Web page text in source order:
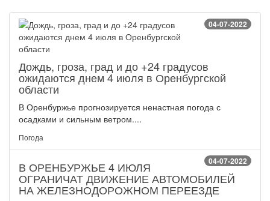
04-07-2022
Дождь, гроза, град и до +24 градусов
ожидаются днем 4 июля в Оренбургской
области
В Оренбуржье прогнозируется ненастная погода с
осадками и сильным ветром....
Погода
04-07-2022
В ОРЕНБУРЖЬЕ 4 ИЮЛЯ
ОГРАНИЧАТ ДВИЖЕНИЕ АВТОМОБИЛЕЙ
НА ЖЕЛЕЗНОДОРОЖНОМ ПЕРЕЕЗДЕ